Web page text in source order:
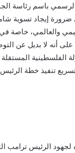
باسم رئاسة
ضرورة إيجاد
والعالمي، خاصة
أنه لا بديل عن
تنفيذ خطة
لجهود الرئيس